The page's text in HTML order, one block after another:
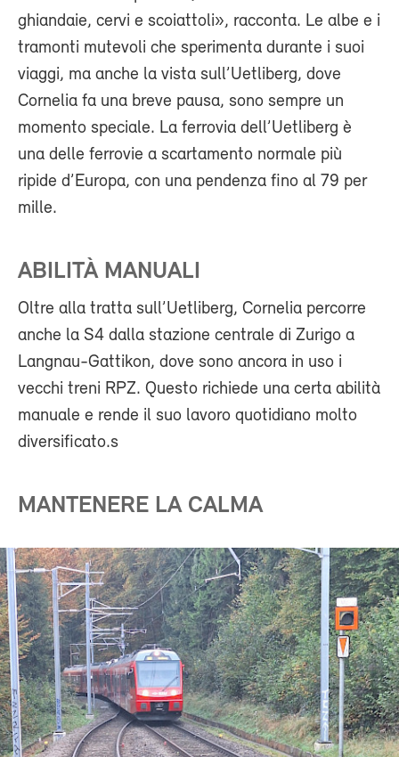
ghiandaie, cervi e scoiattoli», racconta. Le albe e i
tramonti mutevoli che sperimenta durante i suoi
viaggi, ma anche la vista sull’Uetliberg, dove
Cornelia fa una breve pausa, sono sempre un
momento speciale. La ferrovia dell’Uetliberg è
una delle ferrovie a scartamento normale più
ripide d’Europa, con una pendenza fino al 79 per
mille.
ABILITÀ MANUALI
Oltre alla tratta sull’Uetliberg, Cornelia percorre
anche la S4 dalla stazione centrale di Zurigo a
Langnau-Gattikon, dove sono ancora in uso i
vecchi treni RPZ. Questo richiede una certa abilità
manuale e rende il suo lavoro quotidiano molto
diversificato.s
MANTENERE LA CALMA